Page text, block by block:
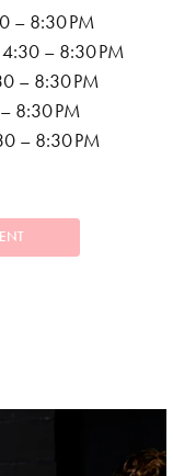
– 8:30 PM
– 8:30 PM
– 8:30 PM
8:30 PM
– 8:30 PM